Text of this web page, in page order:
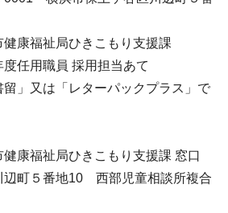
局ひきこもり支援課
員 採用担当あて
又は「レターパックプラス」で
福祉局ひきこもり支援課 窓口
辺町５番地10 西部児童相談所複合